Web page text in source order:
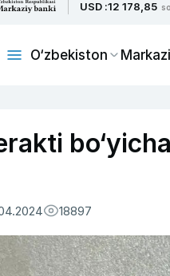
USD :12 178,85
O‘zbekiston
18897